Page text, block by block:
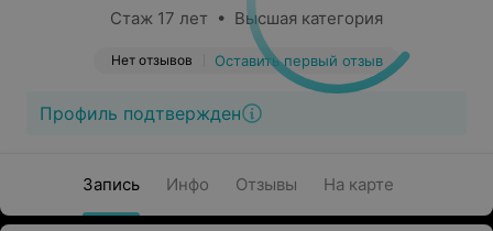
Стаж 17 лет • Высшая категория
Нет отзывов Оставить первый отзыв
Профиль подтвержден
Запись Инфо Отзывы На карте